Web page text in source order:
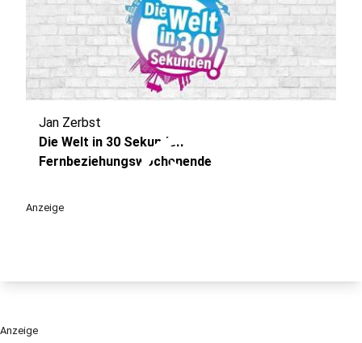
play_circle
Jan Zerbst
Die Welt in 30 Sekunden -
Fernbeziehungswochenende
Anzeige
Anzeige